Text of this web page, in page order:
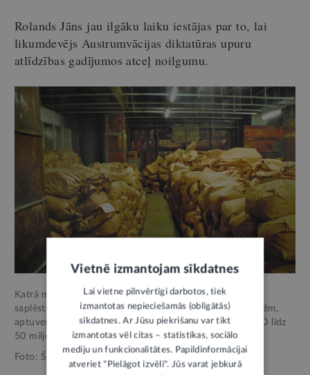
Rolands Jāns jau ilgāku laiku iestājas par to, lai
likumdevējs Austrumvācijas diktatūras upuru
atlīdzības gadījumos atceļ noilgumu.
Katrā maisā atrodas aptuveni 2500 līdz 3500 strēmelēs
saplēsti Štāzī dokumentu fragmenti, pēc ekspertu aplēsēm,
aptuveni 400 līdz 600 miljoni papīra drisku, kas veido 40 līdz
50 miljonus rakstāmpapīra lapu.
Foto: Štāzī dokumentu centrs (BStU)
Vietnē izmantojam sīkdatnes
Lai vietne pilnvērtīgi darbotos, tiek
izmantotas nepieciešamās (obligātās)
sīkdatnes. Ar Jūsu piekrišanu var tikt
izmantotas vēl citas – statistikas, sociālo
mediju un funkcionalitātes. Papildinformācijai
atveriet "Pielāgot izvēli". Jūs varat jebkurā